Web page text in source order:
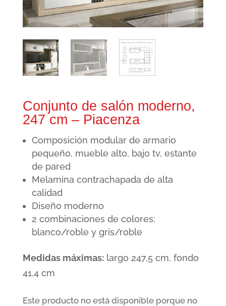
Conjunto de salón moderno,
247 cm – Piacenza
Composición modular de armario
pequeño, mueble alto, bajo tv, estante
de pared
Melamina contrachapada de alta
calidad
Diseño moderno
2 combinaciones de colores:
blanco/roble y gris/roble
Medidas máximas:largo 247,5 cm, fondo
41,4 cm
Este producto no está disponible porque no